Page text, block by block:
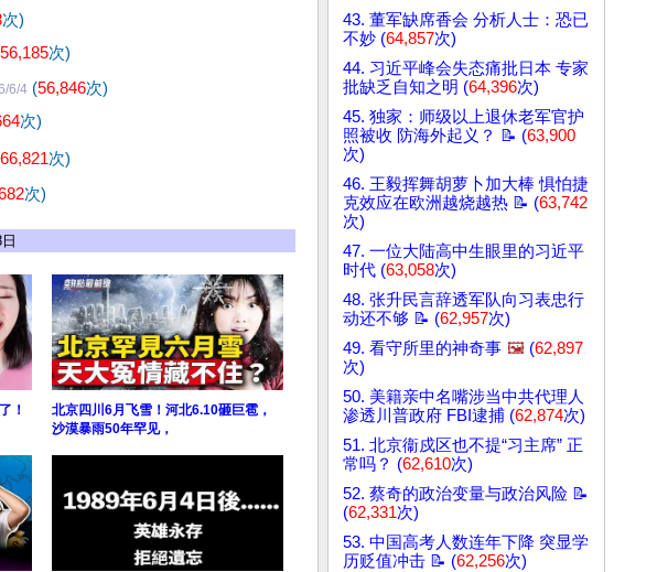
次)
56,185次)
6/4 (56,846次)
次)
66,821次)
次)
！
北京四川6月飞雪！河北6.10砸巨雹，
沙漠暴雨50年罕见，
43. 董军缺席香会 分析人士：恐已
不妙 (64,857次)
44. 习近平峰会失态痛批日本 专家
批缺乏自知之明 (64,396次)
45. 独家：师级以上退休老军官护
照被收 防海外起义？ 📝 (63,900
次)
46. 王毅挥舞胡萝卜加大棒 惧怕捷
克效应在欧洲越烧越热 📝 (63,742
次)
47. 一位大陆高中生眼里的习近平
时代 (63,058次)
48. 张升民言辞透军队向习表忠行
动还不够 📝 (62,957次)
49. 看守所里的神奇事 🖼️ (62,897
次)
50. 美籍亲中名嘴涉当中共代理人
渗透川普政府 FBI逮捕 (62,874次)
51. 北京衞戍区也不提“习主席” 正
常吗？ (62,610次)
52. 蔡奇的政治变量与政治风险 📝
(62,331次)
53. 中国高考人数连年下降 突显学
历贬值冲击 📝 (62,256次)